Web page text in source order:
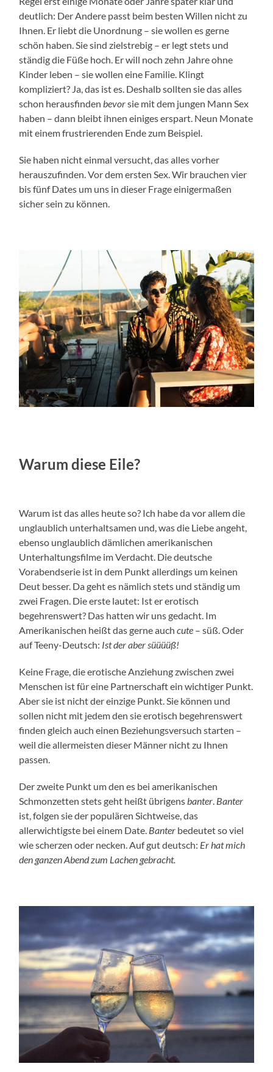
deutlich: Der Andere passt beim besten Willen nicht zu
Ihnen. Er liebt die Unordnung – sie wollen es gerne
schön haben. Sie sind zielstrebig – er legt stets und
ständig die Füße hoch. Er will noch zehn Jahre ohne
Kinder leben – sie wollen eine Familie. Klingt
kompliziert? Ja, das ist es. Deshalb sollten sie das alles
schon herausfindenbevorsie mit dem jungen Mann Sex
haben – dann bleibt ihnen einiges erspart. Neun Monate
mit einem frustrierenden Ende zum Beispiel.
Sie haben nicht einmal versucht, das alles vorher
herauszufinden. Vor dem ersten Sex. Wir brauchen vier
bis fünf Dates um uns in dieser Frage einigermaßen
sicher sein zu können.
Warum diese Eile?
Warum ist das alles heute so? Ich habe da vor allem die
unglaublich unterhaltsamen und, was die Liebe angeht,
ebenso unglaublich dämlichen amerikanischen
Unterhaltungsfilme im Verdacht. Die deutsche
Vorabendserie ist in dem Punkt allerdings um keinen
Deut besser. Da geht es nämlich stets und ständig um
zwei Fragen. Die erste lautet: Ist er erotisch
begehrenswert? Das hatten wir uns gedacht. Im
Amerikanischen heißt das gerne auchcute – süß. Oder
auf Teeny-Deutsch: Ist der aber süüüüß!
Keine Frage, die erotische Anziehung zwischen zwei
Menschen ist für eine Partnerschaft ein wichtiger Punkt.
Aber sie ist nicht der einzige Punkt. Sie können und
sollen nicht mit jedem den sie erotisch begehrenswert
finden gleich auch einen Beziehungsversuch starten –
weil die allermeisten dieser Männer nicht zu Ihnen
passen.
Der zweite Punkt um den es bei amerikanischen
Schmonzetten stets geht heißt übrigensbanter. Banter
ist, folgen sie der populären Sichtweise, das
allerwichtigste bei einem Date. Banter bedeutet so viel
wie scherzen oder necken. Auf gut deutsch: Er hat mich
den ganzen Abend zum Lachen gebracht.